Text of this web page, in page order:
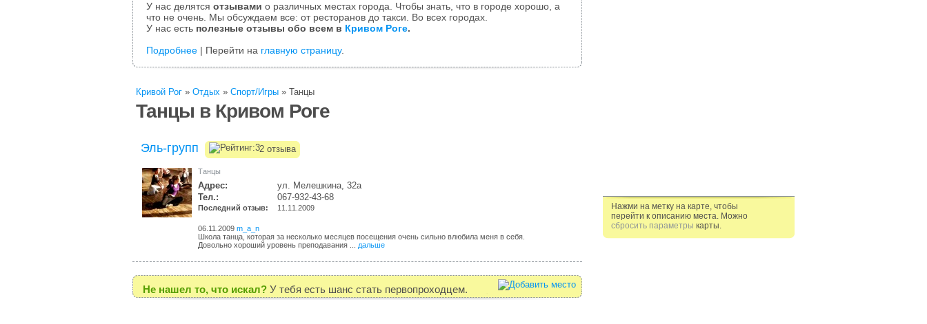
У нас делятся отзывами о различных местах города. Чтобы знать, что в городе хорошо, а
что не очень. Мы обсуждаем все: от ресторанов до такси. Во всех городах.
У нас есть полезные отзывы обо всем в Кривом Роге.
Подробнее | Перейти на главную страницу.
Кривой Рог » Отдых » Спорт/Игры » Танцы
Танцы в Кривом Роге
Эль-групп 2 отзыва
Танцы
Адрес:
ул. Мелешкина, 32а
Тел.:
067-932-43-68
Последний отзыв: 11.11.2009
06.11.2009 m_a_n
Школа танца, которая за несколько месяцев посещения очень сильно влюбила меня в себя.
Довольно хороший уровень преподавания ... дальше
Не нашел то, что искал? У тебя есть шанс стать первопроходцем.
Нажми на метку на карте, чтобы
перейти к описанию места. Можно
сбросить параметры карты.